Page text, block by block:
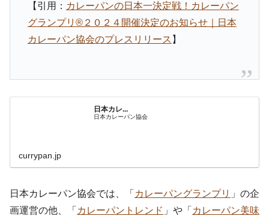
【引用： カレーパンの日本一決定戦！カレーパン
グランプリ®️２０２４開催決定のお知らせ｜日本
カレーパン協会のプレスリリース 】
日本カレ...
日本カレーパン協会
currypan.jp
日本カレーパン協会では、「 カレーパングランプリ 」の企
画運営の他、「 カレーパントレンド 」や「 カレーパン美味